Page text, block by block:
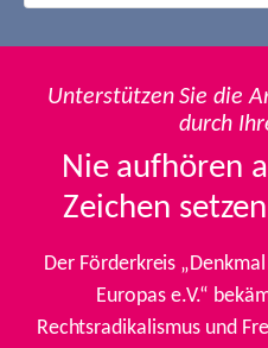
Unterstützen Sie die
durch
Nie aufhören
Zeichen
Der Förderkreis
Europas e.V.“
Rechtsradikalismus und